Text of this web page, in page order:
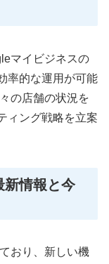
マイビジネスの
率的な運用が可能
の店舗の状況を
ィング戦略を立案
情報と今
おり、新しい機